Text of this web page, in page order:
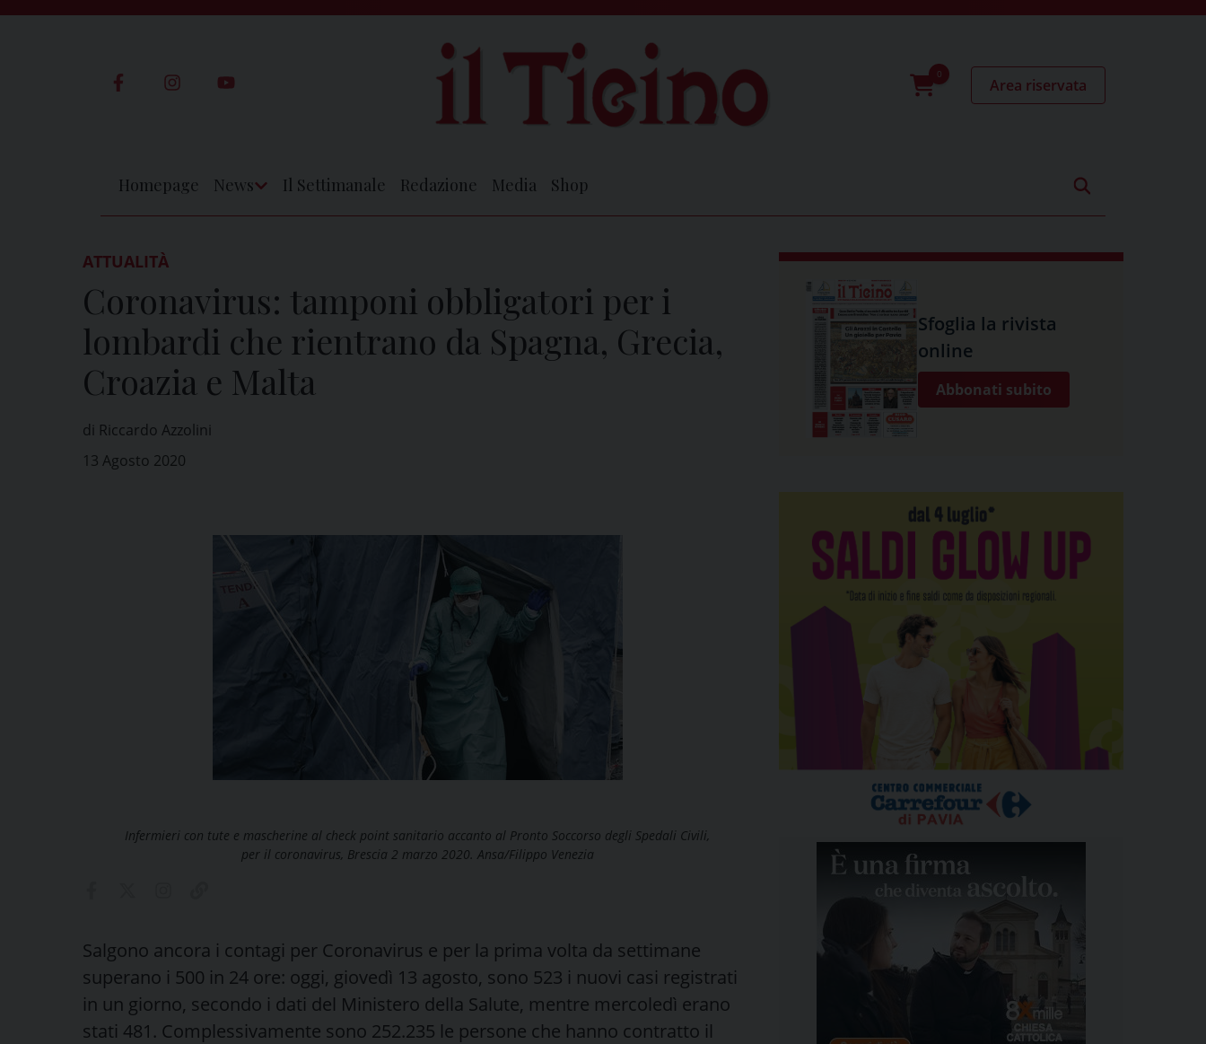
0
Area riservata
Homepage News Il Settimanale Redazione Media Shop
ATTUALITÀ
Coronavirus: tamponi obbligatori per i
lombardi che rientrano da Spagna, Grecia,
Croazia e Malta
di Riccardo Azzolini
13 Agosto 2020
Infermieri con tute e mascherine al check point sanitario accanto al Pronto Soccorso degli Spedali Civili,
per il coronavirus, Brescia 2 marzo 2020. Ansa/Filippo Venezia
Salgono ancora i contagi per Coronavirus e per la prima volta da settimane
superano i 500 in 24 ore: oggi, giovedì 13 agosto, sono 523 i nuovi casi registrati
in un giorno, secondo i dati del Ministero della Salute, mentre mercoledì erano
stati 481. Complessivamente sono 252.235 le persone che hanno contratto il
Sfoglia la rivista
online
Abbonati subito